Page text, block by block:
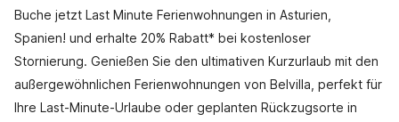
Buche jetzt Last Minute Ferienwohnungen in Asturien,
Spanien! und erhalte 20% Rabatt* bei kostenloser
Stornierung. Genießen Sie den ultimativen Kurzurlaub mit den
außergewöhnlichen Ferienwohnungen von Belvilla, perfekt für
Ihre Last-Minute-Urlaube oder geplanten Rückzugsorte in